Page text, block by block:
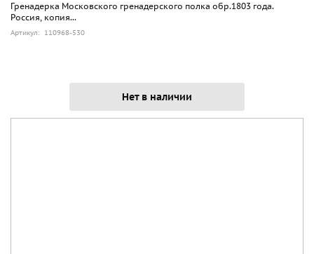
Гренадерка Московского гренадерского полка обр.1803 года.
Россия, копия...
Артикул: 110968-530
Нет в наличии